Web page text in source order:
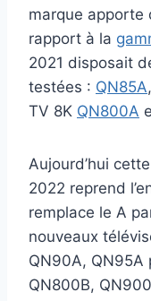
marque apporte
rapport à la
2021 disposait
testées : QN85A,
TV 8K QN800A
Aujourd’hui
2022 reprend
remplace le A
nouveaux
QN90A, QN95A
QN800B,